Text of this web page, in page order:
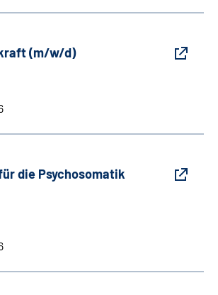
(m/w/d)
die Psychosomatik